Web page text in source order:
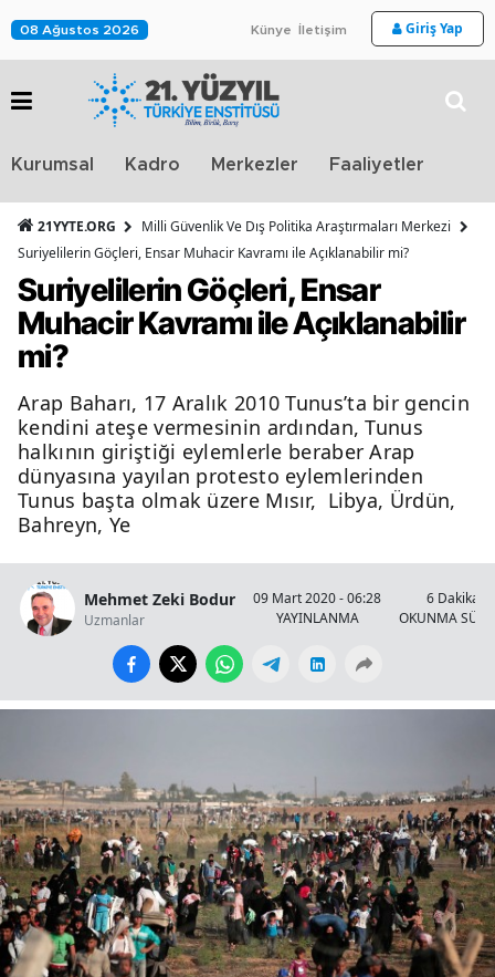
08 Ağustos 2026 Künye İletişim Giriş Yap
Kurumsal Kadro Merkezler Faaliyetler
21YYTE.ORG
Milli Güvenlik Ve Dış Politika Araştırmaları Merkezi
Suriyelilerin Göçleri, Ensar Muhacir Kavramı ile Açıklanabilir mi?
Suriyelilerin Göçleri, Ensar
Muhacir Kavramı ile Açıklanabilir
mi?
Arap Baharı, 17 Aralık 2010 Tunus’ta bir gencin
kendini ateşe vermesinin ardından, Tunus
halkının giriştiği eylemlerle beraber Arap
dünyasına yayılan protesto eylemlerinden
Tunus başta olmak üzere Mısır, Libya, Ürdün,
Bahreyn, Ye
Mehmet Zeki Bodur
Uzmanlar
09 Mart 2020 - 06:28
YAYINLANMA
6 Dakika
OKUNMA